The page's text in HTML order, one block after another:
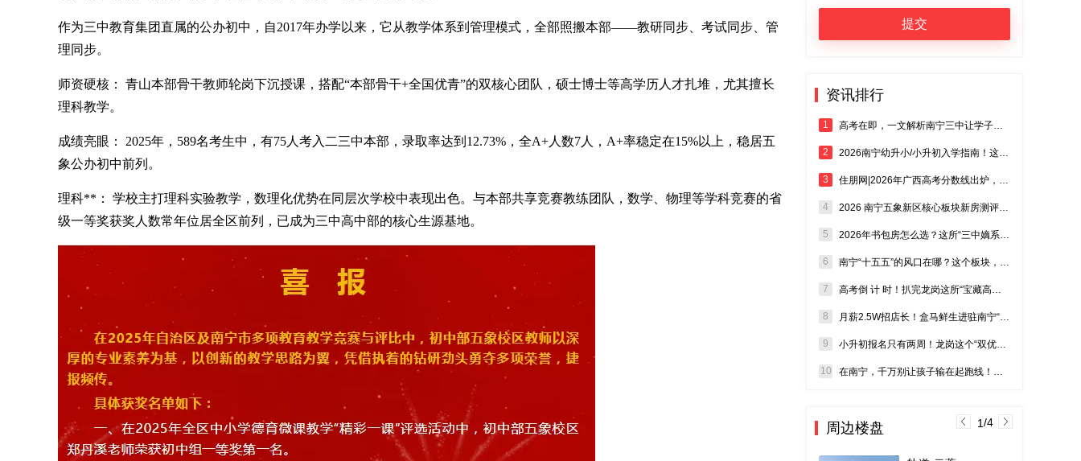
作为三中教育集团直属的公办初中，自2017年办学以来，它从教学体系到管理模式，全部照搬本部——教研同步、考试同步、管
理同步。
师资硬核： 青山本部骨干教师轮岗下沉授课，搭配“本部骨干+全国优青”的双核心团队，硕士博士等高学历人才扎堆，尤其擅长
理科教学。
成绩亮眼： 2025年，589名考生中，有75人考入二三中本部，录取率达到12.73%，全A+人数7人，A+率稳定在15%以上，稳居五
象公办初中前列。
理科**： 学校主打理科实验教学，数理化优势在同层次学校中表现出色。与本部共享竞赛教练团队，数学、物理等学科竞赛的省
级一等奖获奖人数常年位居全区前列，已成为三中高中部的核心生源基地。
资讯排行
1 高考在即，一文解析南宁三中让学子稳赢的升学路径与核心优势！
2 2026南宁幼升小/小升初入学指南！这几个关键时间点千万别记错！
3 住朋网|2026年广西高考分数线出炉，南宁三中又成焦点！
4 2026 南宁五象新区核心板块新房测评 良庆区热门板块置业攻略
5 2026年书包房怎么选？这所“三中嫡系”初中，才是你该盯的“王炸”？
6 南宁“十五五”的风口在哪？这个板块，刚好踩准城市价值的“爆发点”！
7 高考倒 计 时！扒完龙岗这所“宝藏高中”，家长们都坐不住了……
8 月薪2.5W招店长！盒马鲜生进驻南宁“实锤”？选址在哪？
9 小升初报名只有两周！龙岗这个“双优学府”盘，得盯紧了！
10 在南宁，千万别让孩子输在起跑线！五象三中旁现房，总价不高
周边楼盘 1/4